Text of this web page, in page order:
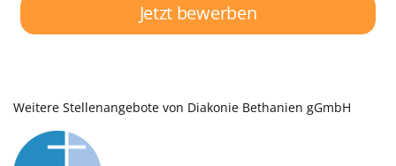
Jetzt bewerben
Weitere Stellenangebote von Diakonie Bethanien gGmbH